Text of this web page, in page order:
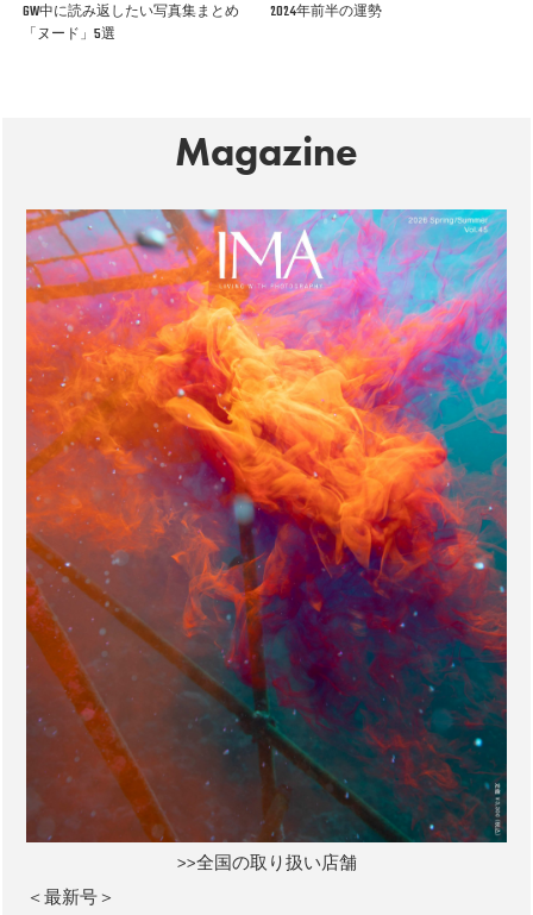
GW中に読み返したい写真集まとめ
「ヌード」5選
2024年前半の運勢
Magazine
>>全国の取り扱い店舗
＜最新号＞